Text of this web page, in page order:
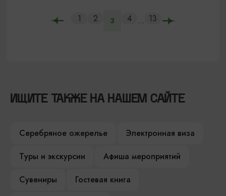
1 2 3 4 ... 13
ИЩИТЕ ТАКЖЕ НА НАШЕМ САЙТЕ
Серебряное ожерелье
Электронная виза
Туры и экскурсии
Афиша мероприятий
Сувениры
Гостевая книга